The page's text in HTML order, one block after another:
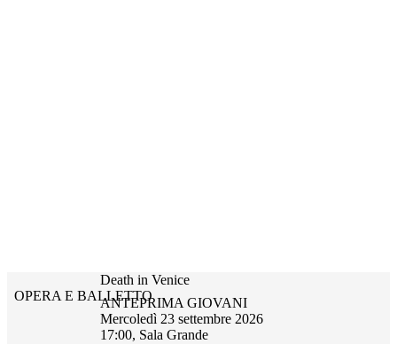
OPERA E BALLETTO
Death in Venice
ANTEPRIMA GIOVANI
mercoledì 23 settembre 2026
17:00, Sala Grande